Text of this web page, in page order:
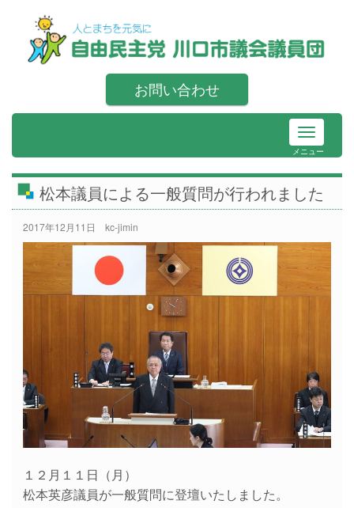
お問い合わせ
メニュー
松本議員による一般質問が行われました
2017年12月11日 kc-jimin
１２月１１日（月）
松本英彦議員が一般質問に登壇いたしました。